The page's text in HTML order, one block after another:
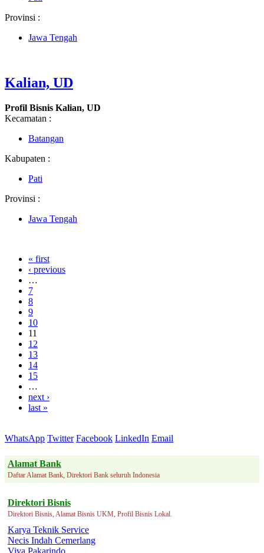
Provinsi :
Jawa Tengah
Kalian, UD
Profil Bisnis Kalian, UD
Kecamatan :
Batangan
Kabupaten :
Pati
Provinsi :
Jawa Tengah
« first
‹ previous
…
7
8
9
10
11
12
13
14
15
…
next ›
last »
WhatsApp Twitter Facebook LinkedIn Email
Alamat Bank
Daftar Alamat Bank, Direktori Bank seluruh Indonesia
Direktori Bisnis
Direktori Bisnis, Alamat Bisnis UKM, Profil Bisnis Lokal.
Karya Teknik Service
Necis Indah Cemerlang
Viva Pakarindo